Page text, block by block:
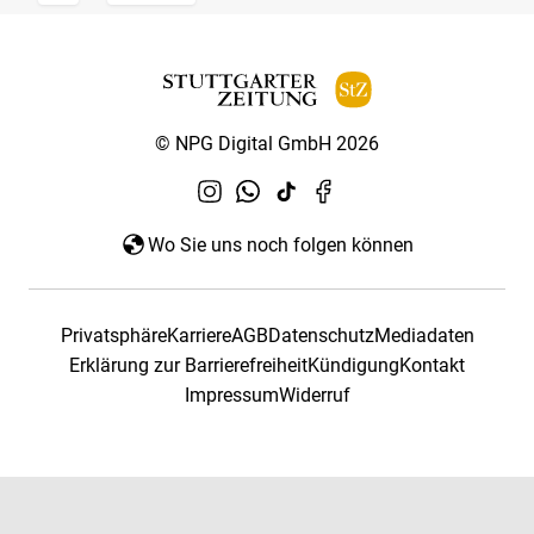
© NPG Digital GmbH 2026
Wo Sie uns noch folgen können
PrivatsphäreKarriereAGBDatenschutzMediadaten
Erklärung zur BarrierefreiheitKündigungKontakt
ImpressumWiderruf